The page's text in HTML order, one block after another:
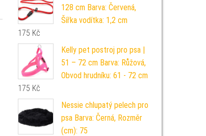
128 cm Barva: Červená,
Šířka vodítka: 1,2 cm
175 Kč
Kelly pet postroj pro psa |
51 – 72 cm Barva: Růžová,
Obvod hrudníku: 61 - 72 cm
175 Kč
Nessie chlupatý pelech pro
psa Barva: Černá, Rozměr
(cm): 75